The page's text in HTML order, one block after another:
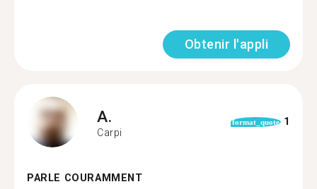
Obtenir l'appli
A.
Carpi
format_quote 1
PARLE COURAMMENT